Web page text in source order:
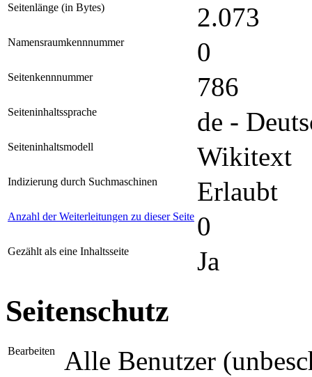
Seitenlänge (in Bytes) 2.073
Namensraumkennnummer 0
Seitenkennnummer 786
Seiteninhaltssprache de -
Seiteninhaltsmodell Wikitext
Indizierung durch Suchmaschinen Erlaubt
Anzahl der Weiterleitungen zu dieser Seite 0
Gezählt als eine Inhaltsseite Ja
Seitenschutz
Bearbeiten Alle Benutzer